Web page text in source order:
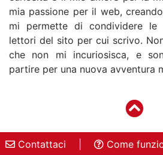
mia passione per il web,
mi permette di condividere
lettori del sito per cui scrivo.
che non mi incuriosisca, e
partire per una nuova avventura
Contattaci Come